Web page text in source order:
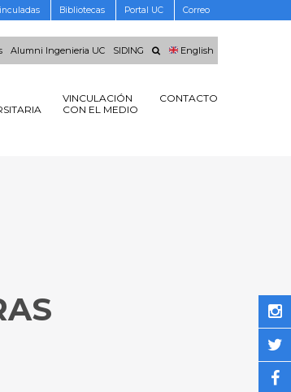
Bibliotecas Portal UC Correo
Alumni Ingenieria UC SIDING English
VINCULACIÓN
CON EL MEDIO
CONTACTO